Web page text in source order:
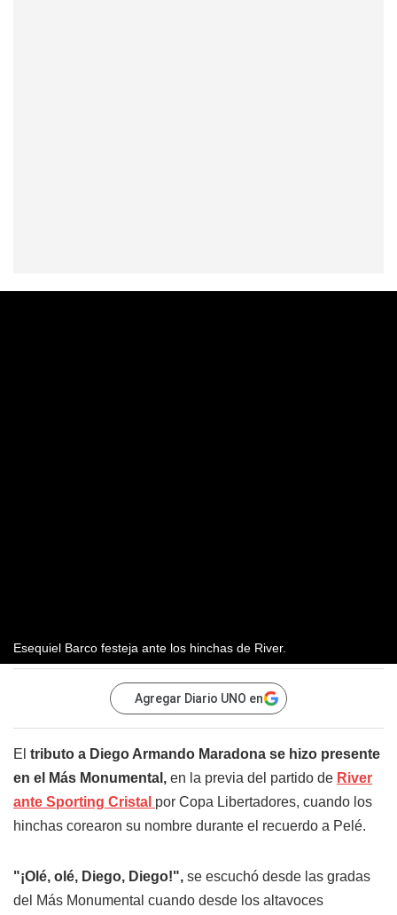
Esequiel Barco festeja ante los hinchas de River.
Agregar Diario UNO en
El tributo a Diego Armando Maradona se hizo presente
en el Más Monumental, en la previa del partido de River
ante Sporting Cristal por Copa Libertadores, cuando los
hinchas corearon su nombre durante el recuerdo a Pelé.
"¡Olé, olé, Diego, Diego!", se escuchó desde las gradas
del Más Monumental cuando desde los altavoces